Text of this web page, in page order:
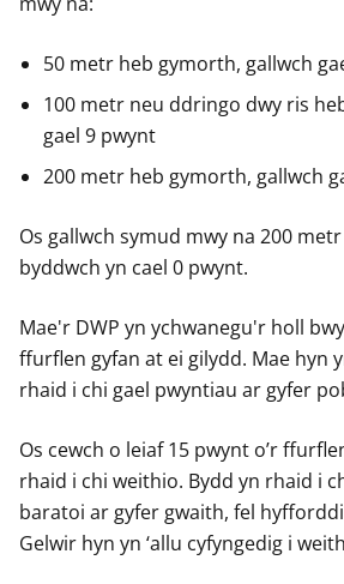
50 metr heb gymorth, gallwch
100 metr neu ddringo dwy ris
gael 9 pwynt
200 metr heb gymorth, gallwch
Os gallwch symud mwy na 200
byddwch yn cael 0 pwynt.
Mae'r DWP yn ychwanegu'r holl
ffurflen gyfan at ei gilydd. Mae hyn
rhaid i chi gael pwyntiau ar gyfer
Os cewch o leiaf 15 pwynt o’r
rhaid i chi weithio. Bydd yn rhaid i
baratoi ar gyfer gwaith, fel
Gelwir hyn yn ‘allu cyfyngedig i